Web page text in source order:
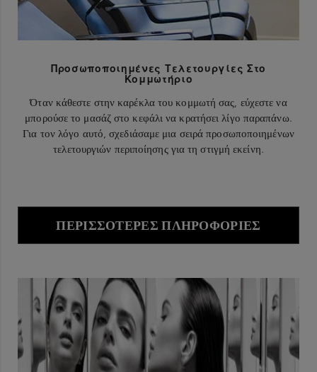
Προσωποποιημένες Τελετουργίες Στο
Κομμωτήριο
Όταν κάθεστε στην καρέκλα του κομμωτή σας, εύχεστε να
μπορούσε το μασάζ στο κεφάλι να κρατήσει λίγο παραπάνω.
Για τον λόγο αυτό, σχεδιάσαμε μια σειρά προσωποποιημένων
τελετουργιών περιποίησης για τη στιγμή εκείνη.
ΠΕΡΙΣΣΌΤΕΡΕΣ ΠΛΗΡΟΦΟΡΊΕΣ